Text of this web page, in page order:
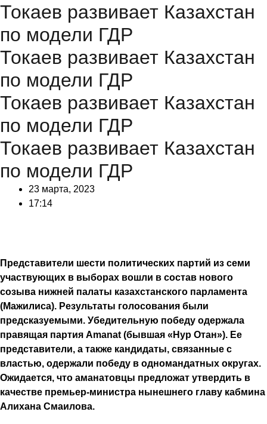
Токаев развивает Казахстан
по модели ГДР
Токаев развивает Казахстан
по модели ГДР
Токаев развивает Казахстан
по модели ГДР
Токаев развивает Казахстан
по модели ГДР
23 марта, 2023
17:14
Представители шести политических партий из семи
участвующих в выборах вошли в состав нового
созыва нижней палаты казахстанского парламента
(Мажилиса). Результаты голосования были
предсказуемыми. Убедительную победу одержала
правящая партия Amanat (бывшая «Нур Отан»). Ее
представители, а также кандидаты, связанные с
властью, одержали победу в одномандатных округах.
Ожидается, что аманатовцы предложат утвердить в
качестве премьер-министра нынешнего главу кабмина
Алихана Смаилова.